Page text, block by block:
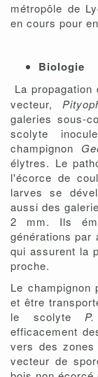
métropôle de
en cours pour
Biologie
La
vecteur,
galeries sous-
scolyte
champignon
élytres. Le
l'écorce de
larves se
aussi des
2 mm. Ils
générations par
qui assurent la
proche.
Le champignon
et être
le scolyte
efficacement
vers des
vecteur de